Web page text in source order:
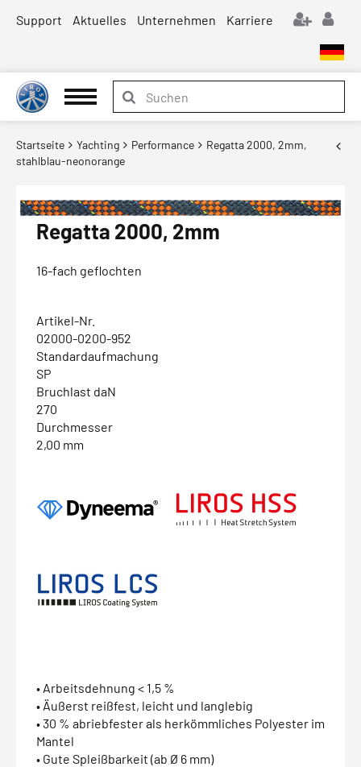
Support Aktuelles Unternehmen Karriere
Startseite Yachting Performance
Regatta 2000, 2mm,
stahlblau-neonorange
Regatta 2000, 2mm
16-fach geflochten
Artikel-Nr.
02000-0200-952
Standardaufmachung
SP
Bruchlast daN
270
Durchmesser
2,00 mm
• Arbeitsdehnung < 1,5 %
• Äußerst reißfest, leicht und langlebig
• 30 % abriebfester als herkömmliches Polyester im
Mantel
• Gute Spleißbarkeit (ab Ø 6 mm)